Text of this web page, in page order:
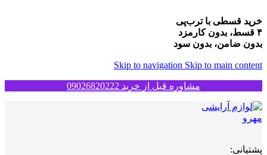
خرید قسطی با ترب‌پی
۴ قسط، بدون کارمزد
بدون ضامن، بدون سود
Skip to navigation Skip to main content
مشاوره قبل از خرید 09026820222
پشتیانی: